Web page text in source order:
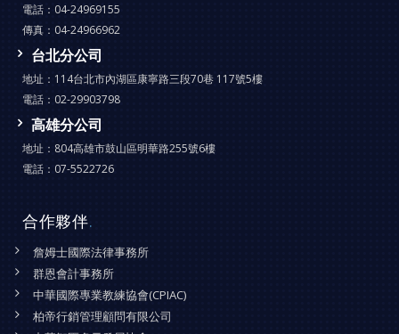
電話： 04-24969155
傳真： 04-24966962
台北分公司
地址： 114台北市內湖區康寧路三段70巷 117號5樓
電話： 02-29903798
高雄分公司
地址： 804高雄市鼓山區明華路255號6樓
電話： 07-5522726
合作夥伴.
詹姆士國際法律事務所
群恩會計事務所
中華國際專業教練協會(CPIAC)
柏帝行銷管理顧問有限公司